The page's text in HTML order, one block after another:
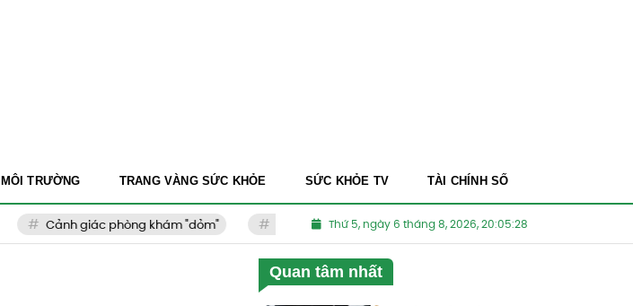
Cảnh giác phòng khám "dỏm" Thẩm mỹ viện kém chất lượng Thuốc Nam dành cho người
Thứ 5, ngày 6 tháng 8, 2026, 20:05:30
MÔI TRƯỜNG TRANG VÀNG SỨC KHỎE SỨC KHỎE TV TÀI CHÍNH SỐ
Quan tâm nhất